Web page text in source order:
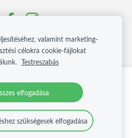
vagy webáruházat a
információ
valamint marketing-
célokra cookie-fájlokat
Testreszabás
elfogadása
szükségesek elfogadása